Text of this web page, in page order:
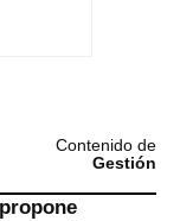
Contenido de
Gestión